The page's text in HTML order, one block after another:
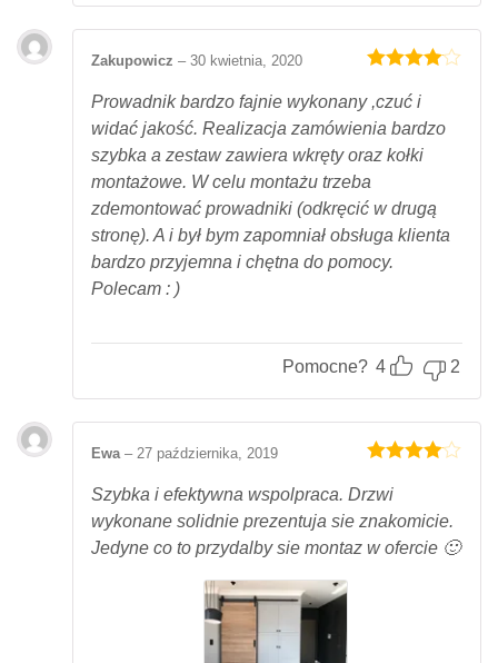
4 na 5.
Zakupowicz – 30 kwietnia, 2020
Prowadnik bardzo fajnie wykonany ,czuć i
widać jakość. Realizacja zamówienia bardzo
szybka a zestaw zawiera wkręty oraz kołki
montażowe. W celu montażu trzeba
zdemontować prowadniki (odkręcić w drugą
stronę). A i był bym zapomniał obsługa klienta
bardzo przyjemna i chętna do pomocy.
Polecam : )
Pomocne? 4 2
4na 5.
Ewa – 27 października, 2019
Szybka i efektywna wspolpraca. Drzwi
wykonane solidnie prezentuja sie znakomicie.
Jedyne co to przydalby sie montaz w ofercie 🙂